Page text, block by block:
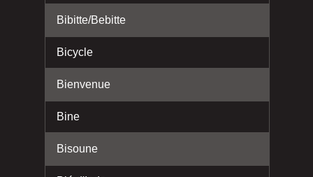
Bibitte/Bebitte
Bicycle
Bienvenue
Bine
Bisoune